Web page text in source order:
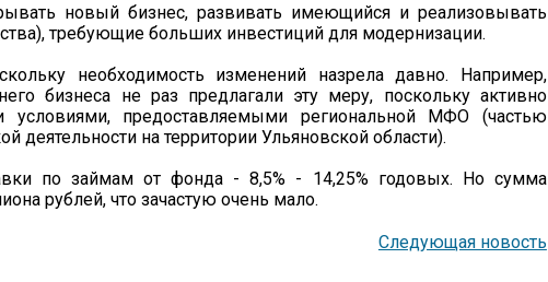
новый бизнес, развивать имеющийся и реализовывать
требующие больших инвестиций для модернизации.
необходимость изменений назрела давно. Например,
бизнеса не раз предлагали эту меру, поскольку активно
условиями, предоставляемыми региональной МФО (частью
деятельности на территории Ульяновской области).
по займам от фонда - 8,5% - 14,25% годовых. Но сумма
рублей, что зачастую очень мало.
Следующая новость